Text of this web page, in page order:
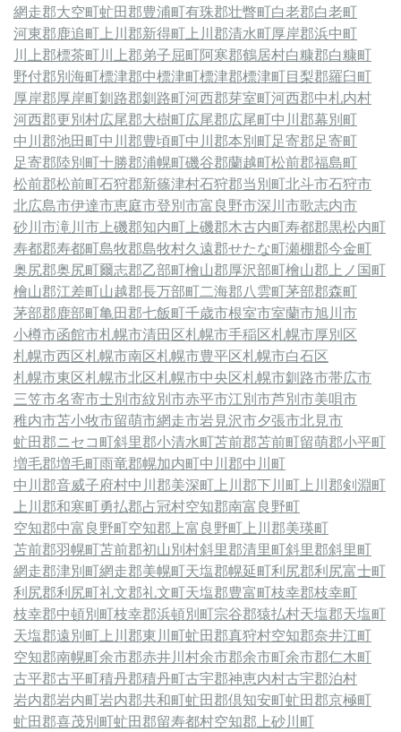
網走郡大空町虻田郡豊浦町有珠郡壮瞥町白老郡白老町
河東郡鹿追町 上川郡新得町 上川郡清水町厚岸郡浜中町
川上郡標茶町川上郡弟子屈町阿寒郡鶴居村白糠郡白糠町
野付郡別海町標津郡中標津町標津郡標津町目梨郡羅臼町
厚岸郡厚岸町釧路郡釧路町河西郡芽室町河西郡中札内村
河西郡更別村広尾郡大樹町広尾郡広尾町中川郡幕別町
中川郡池田町中川郡豊頃町中川郡本別町足寄郡足寄町
足寄郡陸別町十勝郡浦幌町磯谷郡蘭越町松前郡福島町
松前郡松前町石狩郡新篠津村石狩郡当別町北斗市石狩市
北広島市伊達市恵庭市登別市富良野市深川市歌志内市
砂川市滝川市 上磯郡知内町 上磯郡木古内町寿都郡黒松内町
寿都郡寿都町島牧郡島牧村久遠郡せたな町瀬棚郡今金町
奥尻郡奥尻町爾志郡乙部町檜山郡厚沢部町檜山郡上ノ国町
檜山郡江差町山越郡長万部町二海郡八雲町茅部郡森町
茅部郡鹿部町亀田郡七飯町千歳市根室市室蘭市旭川市
小樽市函館市札幌市清田区札幌市手稲区札幌市厚別区
札幌市西区札幌市南区札幌市豊平区札幌市白石区
札幌市東区札幌市北区札幌市中央区札幌市釧路市帯広市
三笠市名寄市士別市紋別市赤平市江別市芦別市美唄市
稚内市苫小牧市留萌市網走市岩見沢市夕張市北見市
虻田郡ニセコ町斜里郡小清水町苫前郡苫前町留萌郡小平町
増毛郡増毛町雨竜郡幌加内町中川郡中川町
中川郡音威子府村中川郡美深町 上川郡下川町 上川郡剣淵町
上川郡和寒町勇払郡占冠村空知郡南富良野町
空知郡中富良野町空知郡上富良野町 上川郡美瑛町
苫前郡羽幌町苫前郡初山別村斜里郡清里町斜里郡斜里町
網走郡津別町網走郡美幌町天塩郡幌延町利尻郡利尻富士町
利尻郡利尻町礼文郡礼文町天塩郡豊富町枝幸郡枝幸町
枝幸郡中頓別町枝幸郡浜頓別町宗谷郡猿払村天塩郡天塩町
天塩郡遠別町 上川郡東川町虻田郡真狩村空知郡奈井江町
空知郡南幌町余市郡赤井川村余市郡余市町余市郡仁木町
古平郡古平町積丹郡積丹町古宇郡神恵内村古宇郡泊村
岩内郡岩内町岩内郡共和町虻田郡倶知安町虻田郡京極町
虻田郡喜茂別町虻田郡留寿都村空知郡上砂川町